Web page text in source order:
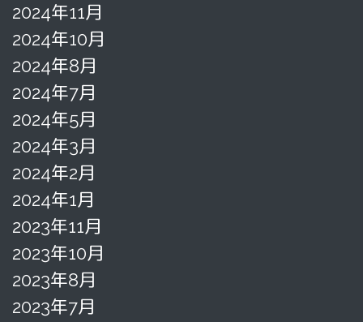
2024年11月
2024年10月
2024年8月
2024年7月
2024年5月
2024年3月
2024年2月
2024年1月
2023年11月
2023年10月
2023年8月
2023年7月